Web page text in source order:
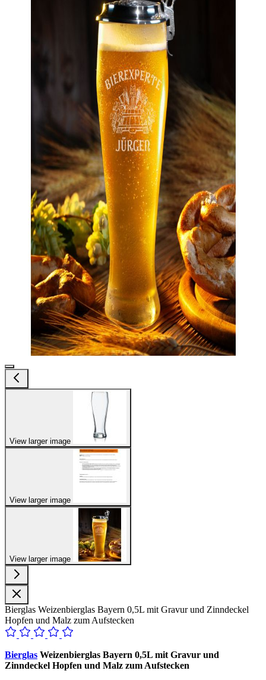
View larger image
View larger image
View larger image
Bierglas Weizenbierglas Bayern 0,5L mit Gravur und Zinndeckel
Hopfen und Malz zum Aufstecken
Bierglas Weizenbierglas Bayern 0,5L mit Gravur und
Zinndeckel Hopfen und Malz zum Aufstecken